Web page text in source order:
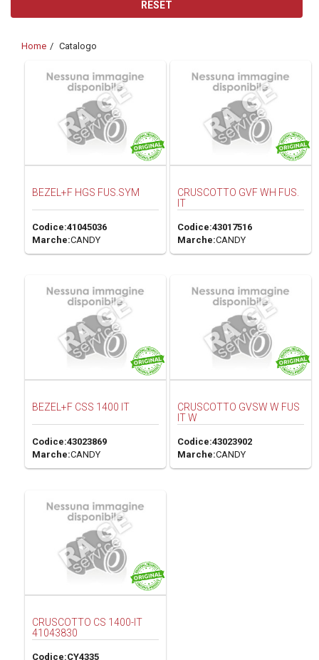
Home Catalogo
BEZEL+F HGS FUS.SYM
Codice:41045036
Marche:CANDY
CRUSCOTTO GVF WH FUS.
IT
Codice:43017516
Marche:CANDY
BEZEL+F CSS 1400 IT
Codice:43023869
Marche:CANDY
CRUSCOTTO GVSW W FUS
IT W
Codice:43023902
Marche:CANDY
CRUSCOTTO CS 1400-IT
41043830
Codice:CY4335